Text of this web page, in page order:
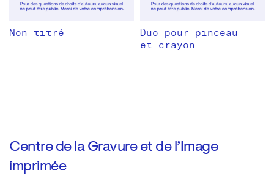
Non titré
Duo pour pinceau
et crayon
Centre de la Gravure et de l’Image
imprimée